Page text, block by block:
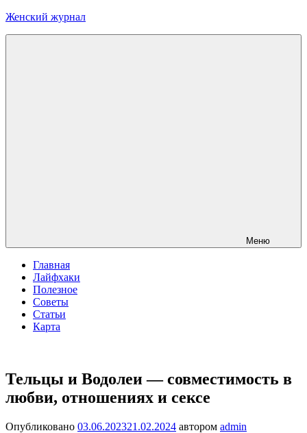
Перейти
Женский журнал
Меню
Главная
Лайфхаки
Полезное
Советы
Статьи
Карта
Тельцы и Водолеи — совместимость в
любви, отношениях и сексе
Опубликовано 03.06.202321.02.2024 автором admin